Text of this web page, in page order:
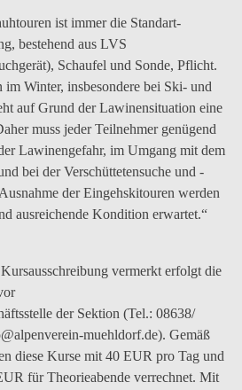
ist immer die Standart-
bestehend aus LVS
Schaufel und Sonde, Pflicht.
Winter, insbesondere bei Ski- und
auf Grund der Lawinensituation eine
muss jeder Teilnehmer genügend
Lawinengefahr, im Umgang mit dem
bei der Verschüttetensuche und -
der Eingehskitouren werden
ausreichende Kondition erwartet.“
vermerkt erfolgt die
der Sektion (Tel.: 08638/
muehldorf.de). Gemäß
diese Kurse mit 40 EUR pro Tag und
für Theorieabende verrechnet. Mit